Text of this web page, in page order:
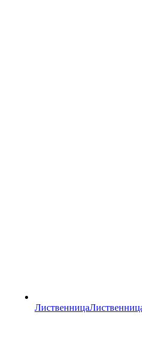
Лиственница